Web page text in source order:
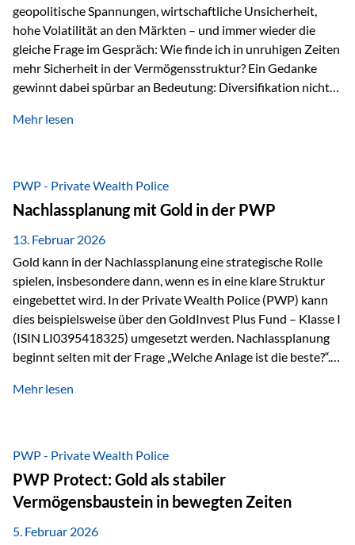
geopolitische Spannungen, wirtschaftliche Unsicherheit,
hohe Volatilität an den Märkten – und immer wieder die
gleiche Frage im Gespräch: Wie finde ich in unruhigen Zeiten
mehr Sicherheit in der Vermögensstruktur? Ein Gedanke
gewinnt dabei spürbar an Bedeutung: Diversifikation nicht
Wer Vermögen ausschließlich in einem Rechtsraum
Liechtenstein eine Rolle spielen: außerhalb der EU, ohne
Euro, mit einem eigenständigen Rechts- und Finanzplatz.
Und genau an dieser Stelle setzt der 3-Zellenschutz an –…
Mehr lesen
PWP - Private Wealth Police
Nachlassplanung mit Gold in der PWP
13. Februar 2026
Gold kann in der Nachlassplanung eine strategische Rolle
spielen, insbesondere dann, wenn es in eine klare Struktur
eingebettet wird. In der Private Wealth Police (PWP) kann
dies beispielsweise über den GoldInvest Plus Fund – Klasse I
(ISIN LI0395418325) umgesetzt werden. Nachlassplanung
beginnt selten mit der Frage „Welche Anlage ist die beste?“.
was bekommen – wann – und in welcher Struktur?Und vor
bei größeren Vermögen ist das entscheidend.
Mehr lesen
PWP - Private Wealth Police
PWP Protect: Gold als stabiler
Vermögensbaustein in bewegten Zeiten
5. Februar 2026